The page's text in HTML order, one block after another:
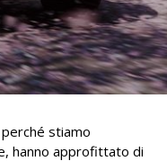
stiamo
hanno approfittato di